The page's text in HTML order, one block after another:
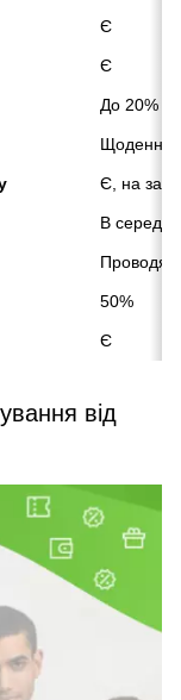
Є
Є
До 20%
Щоденно
Є, на
В
50%
Є
від